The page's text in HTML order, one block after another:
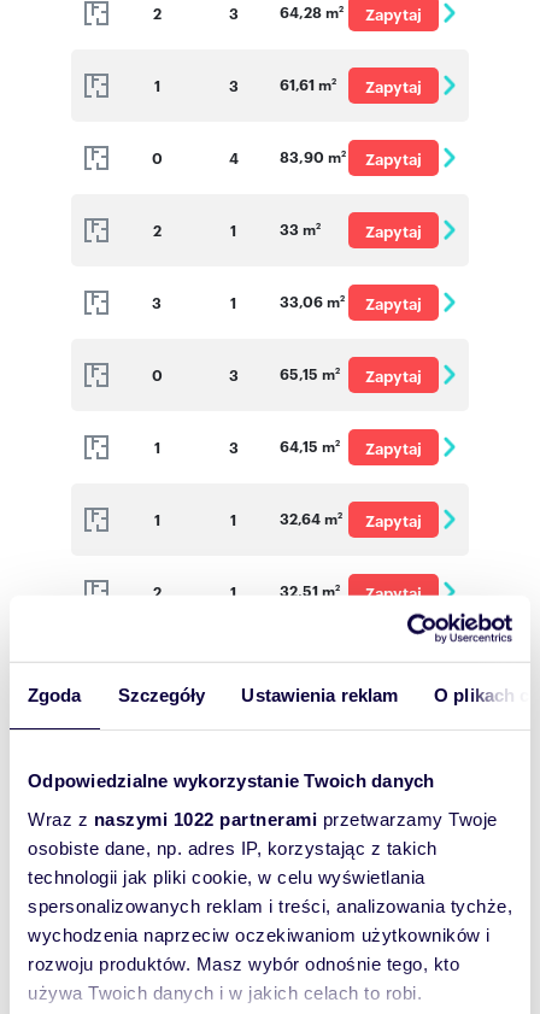
Zgoda Szczegóły Ustawienia reklam O plikach
Odpowiedzialne wykorzystanie Twoich danych
Wraz z naszymi 1022 partnerami przetwarzamy Twoje
osobiste dane, np. adres IP, korzystając z takich
technologii jak pliki cookie, w celu wyświetlania
spersonalizowanych reklam i treści, analizowania tychże,
wychodzenia naprzeciw oczekiwaniom użytkowników i
rozwoju produktów. Masz wybór odnośnie tego, kto
używa Twoich danych i w jakich celach to robi.
2 3 64,28 m2
Zapytaj
1 3 61,61 m2
Zapytaj
0 4 83,90 m2
Zapytaj
2 1 33 m2
Zapytaj
3 1 33,06 m2
Zapytaj
0 3 65,15 m2
Zapytaj
1 3 64,15 m2
Zapytaj
1 1 32,64 m2
Zapytaj
2 1 32,51 m2
Zapytaj
o cenę
4 1 32,46 m
Zapytaj
o cenę
1 1 32,76 m2
Zapytaj
o cenę
o cenę
2 1 32,82 m2
Zapytaj
o cenę
Zapytaj
o cenę